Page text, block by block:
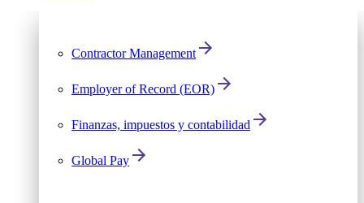
Contractor Management
Employer of Record (EOR)
Finanzas, impuestos y contabilidad
Global Pay